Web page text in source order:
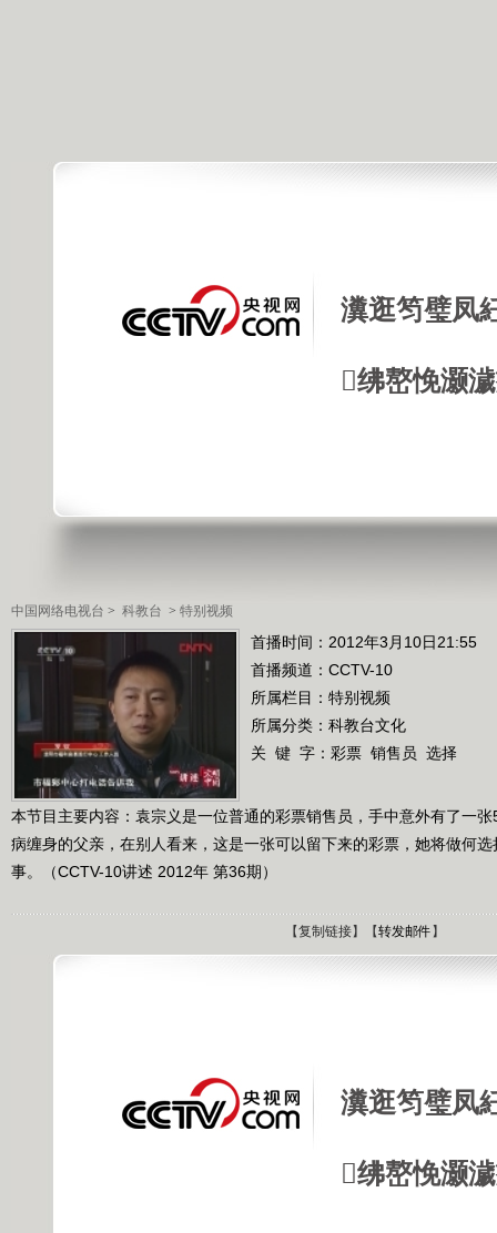
瀵逛笉璧凤
绋嶅悗灏
中国网络电视台 > 科教台 > 特别视频
首播时间：2012年3月10日21:55
首播频道： CCTV-10
所属栏目： 特别视频
所属分类：科教台文化
关 键 字： 彩票 销售员 选择
本节目主要内容：袁宗义是一位普通的彩票销售员，手中意外有了一
病缠身的父亲，在别人看来，这是一张可以留下来的彩票，她将做何
事。（CCTV-10讲述 2012年 第36期）
【复制链接】【转发邮件 】
瀵逛笉璧凤
绋嶅悗灏